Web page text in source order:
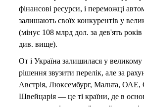
фінансові ресурси, і переможці
залишають своїх конкурентів у
(мінус 108 млрд дол. за дев'ять
див. вище).
От і Україна залишилася у великому
рішення звузити перелік, але за
Австрія, Люксембург, Мальта, ОАЕ,
Швейцарія — це ті країни, де в